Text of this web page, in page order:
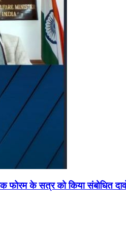
फोरम के सत्र को किया संबोधित